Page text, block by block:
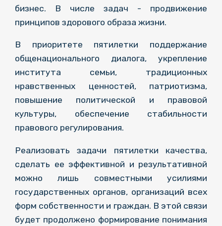
бизнес. В числе задач - продвижение
принципов здорового образа жизни.
В приоритете пятилетки поддержание
общенационального диалога, укрепление
института семьи, традиционных
нравственных ценностей, патриотизма,
повышение политической и правовой
культуры, обеспечение стабильности
правового регулирования.
Реализовать задачи пятилетки качества,
сделать ее эффективной и результативной
можно лишь совместными усилиями
государственных органов, организаций всех
форм собственности и граждан. В этой связи
будет продолжено формирование понимания